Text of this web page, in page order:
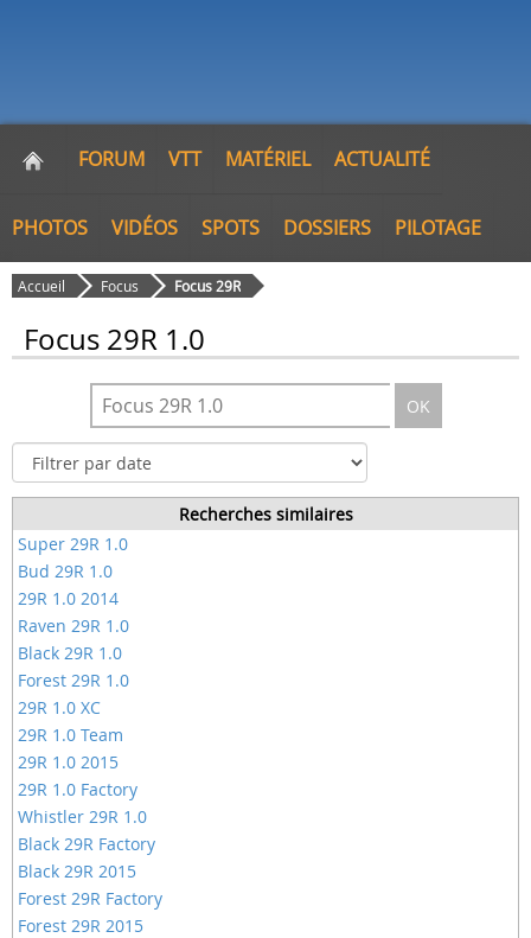
FORUM VTT MATÉRIEL ACTUALITÉ
PHOTOS VIDÉOS SPOTS DOSSIERS PILOTAGE
Accueil Focus Focus 29R
Focus 29R 1.0
OK
Recherches similaires
Super 29R 1.0
Bud 29R 1.0
29R 1.0 2014
Raven 29R 1.0
Black 29R 1.0
Forest 29R 1.0
29R 1.0 XC
29R 1.0 Team
29R 1.0 2015
29R 1.0 Factory
Whistler 29R 1.0
Black 29R Factory
Black 29R 2015
Forest 29R Factory
Forest 29R 2015